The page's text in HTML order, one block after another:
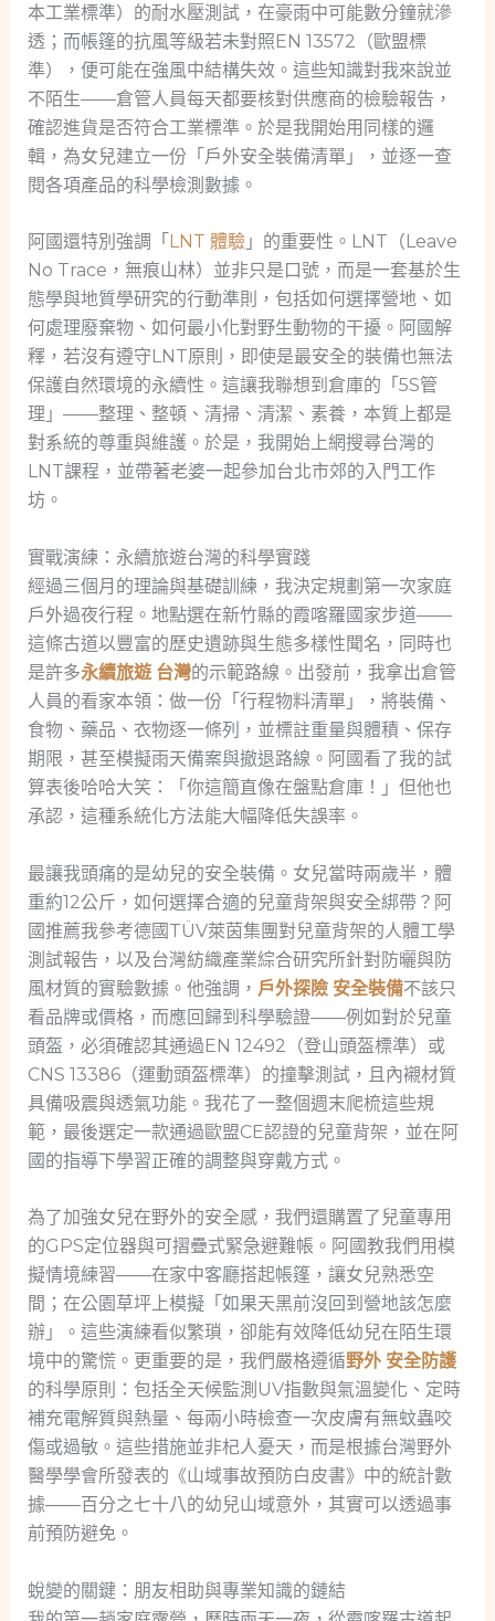
本工業標準）的耐水壓測試，在豪雨中可能數分鐘就滲
透；而帳篷的抗風等級若未對照EN 13572（歐盟標
準），便可能在強風中結構失效。這些知識對我來說並
不陌生——倉管人員每天都要核對供應商的檢驗報告，
確認進貨是否符合工業標準。於是我開始用同樣的邏
輯，為女兒建立一份「戶外安全裝備清單」，並逐一查
閱各項產品的科學檢測數據。
阿國還特別強調「 LNT 體驗」的重要性。LNT（Leave
No Trace，無痕山林）並非只是口號，而是一套基於生
態學與地質學研究的行動準則，包括如何選擇營地、如
何處理廢棄物、如何最小化對野生動物的干擾。阿國解
釋，若沒有遵守LNT原則，即使是最安全的裝備也無法
保護自然環境的永續性。這讓我聯想到倉庫的「5S管
理」——整理、整頓、清掃、清潔、素養，本質上都是
對系統的尊重與維護。於是，我開始上網搜尋台灣的
LNT課程，並帶著老婆一起參加台北市郊的入門工作
坊。
實戰演練：永續旅遊台灣的科學實踐
經過三個月的理論與基礎訓練，我決定規劃第一次家庭
戶外過夜行程。地點選在新竹縣的霞喀羅國家步道——
這條古道以豐富的歷史遺跡與生態多樣性聞名，同時也
是許多永續旅遊 台灣的示範路線。出發前，我拿出倉管
人員的看家本領：做一份「行程物料清單」，將裝備、
食物、藥品、衣物逐一條列，並標註重量與體積、保存
期限，甚至模擬雨天備案與撤退路線。阿國看了我的試
算表後哈哈大笑：「你這簡直像在盤點倉庫！」但他也
承認，這種系統化方法能大幅降低失誤率。
最讓我頭痛的是幼兒的安全裝備。女兒當時兩歲半，體
重約12公斤，如何選擇合適的兒童背架與安全綁帶？阿
國推薦我參考德國TÜV萊茵集團對兒童背架的人體工學
測試報告，以及台灣紡織產業綜合研究所針對防曬與防
風材質的實驗數據。他強調， 戶外探險 安全裝備不該只
看品牌或價格，而應回歸到科學驗證——例如對於兒童
頭盔，必須確認其通過EN 12492（登山頭盔標準）或
CNS 13386（運動頭盔標準）的撞擊測試，且內襯材質
具備吸震與透氣功能。我花了一整個週末爬梳這些規
範，最後選定一款通過歐盟CE認證的兒童背架，並在阿
國的指導下學習正確的調整與穿戴方式。
為了加強女兒在野外的安全感，我們還購置了兒童專用
的GPS定位器與可摺疊式緊急避難帳。阿國教我們用模
擬情境練習——在家中客廳搭起帳篷，讓女兒熟悉空
間；在公園草坪上模擬「如果天黑前沒回到營地該怎麼
辦」。這些演練看似繁瑣，卻能有效降低幼兒在陌生環
境中的驚慌。更重要的是，我們嚴格遵循野外 安全防護
的科學原則：包括全天候監測UV指數與氣溫變化、定時
補充電解質與熱量、每兩小時檢查一次皮膚有無蚊蟲咬
傷或過敏。這些措施並非杞人憂天，而是根據台灣野外
醫學學會所發表的《山域事故預防白皮書》中的統計數
據——百分之七十八的幼兒山域意外，其實可以透過事
前預防避免。
蛻變的關鍵：朋友相助與專業知識的鏈結